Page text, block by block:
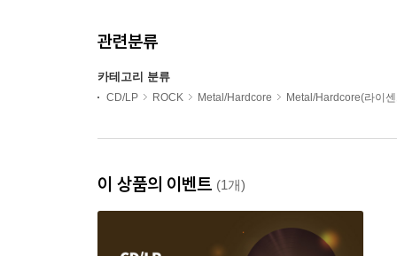
관련분류
카테고리 분류
CD/LP ROCK Metal/Hardcore Metal/Hardcore(라이
이 상품의 이벤트 (1개)